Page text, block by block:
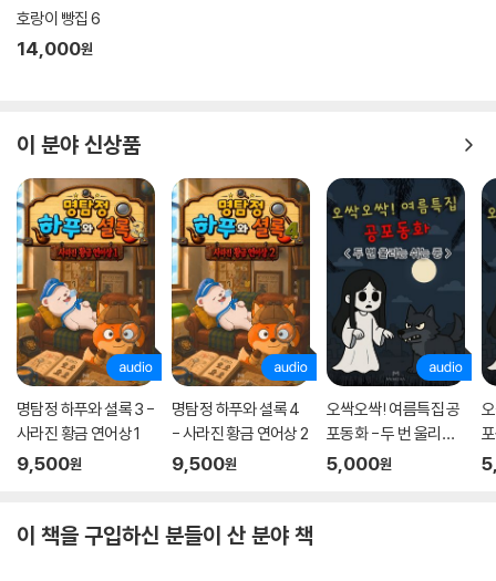
하기 시작했을 때, 오해는 쉽게 풀릴 수 있습니다. 한별초등학교의 교장 선
생님과 아이들처럼요. 교장 선생님은 이제 아이들의 이야기를 들으러 다닙
니다. 그렇다고 해서 한별초등학교가 정말 좋은 학교가 될지는 알 수 없습
이 더 늘어났죠. 적어도 한별초등학교 모두의 하루는 더 즐거워졌습니다.
법을 찾을 수 있을 거예요.
초등교육과정 교과 연계
1학년 2학기 국어 10. 인물의 말과 행동을 상상해요 2학년 1학기 국어 8.
마음을 짐작해요
3학년 2학기 국어 4. 작품의 재미를 느껴요 3학년 2학기 국어 9. 이야기
속 인물이 되어
호랑이 빵집 6
14,000원
이 분야 신상품
명탐정 하푸와 셜록 3 -
사라진 황금 연어상 1
9,500원
명탐정 하푸와 셜록 4
- 사라진 황금 연어상 2
9,500원
오싹오싹! 여름특집 공
포동화 - 두 번 울리는
쉬는 종
5,000원
이 책을 구입하신 분들이 산 분야 책